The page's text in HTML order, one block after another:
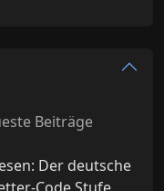
Beiträge
Der deutsche